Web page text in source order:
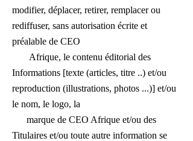
modifier, déplacer, retirer, remplacer ou
rediffuser, sans autorisation écrite et
préalable de CEO
Afrique, le contenu éditorial des
Informations [texte (articles, titre ..) et/ou
reproduction (illustrations, photos ...)] et/ou
le nom, le logo, la
marque de CEO Afrique et/ou des
Titulaires et/ou toute autre information se